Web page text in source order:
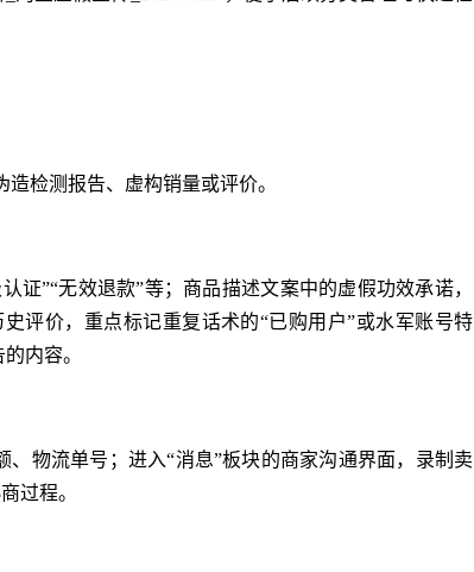
检测报告、虚构销量或评价。
证”“无效退款”等；商品描述文案中的虚假功效承诺，
评价，重点标记重复话术的“已购用户”或水军账号特
内容。
物流单号；进入“消息”板块的商家沟通界面，录制卖
过程。